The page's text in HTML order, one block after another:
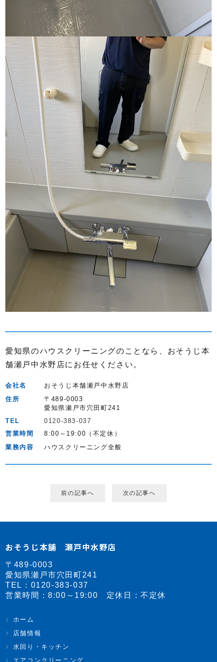
愛知県のハウスクリーニングのことなら、おそうじ本
舗瀬戸中水野店にお任せください。
会社名
おそうじ本舗瀬戸中水野店
住所
〒489-0003
愛知県瀬戸市穴田町241
TEL
0120-383-037
営業時間
8:00～19:00（不定休）
業務内容
ハウスクリーニング全般
前の記事へ 次の記事へ
おそうじ本舗 瀬戸中水野店
〒489-0003
愛知県瀬戸市穴田町241
TEL： 0120-383-037
営業時間：8:00～19:00 定休日：不定休
ホーム
店舗情報
水回り・キッチン
エアコンクリーニング